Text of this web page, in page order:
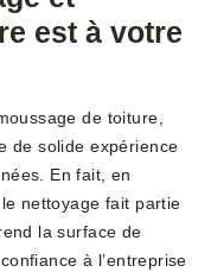
est à votre
de toiture,
de solide expérience
En fait, en
nettoyage fait partie
la surface de
à l’entreprise